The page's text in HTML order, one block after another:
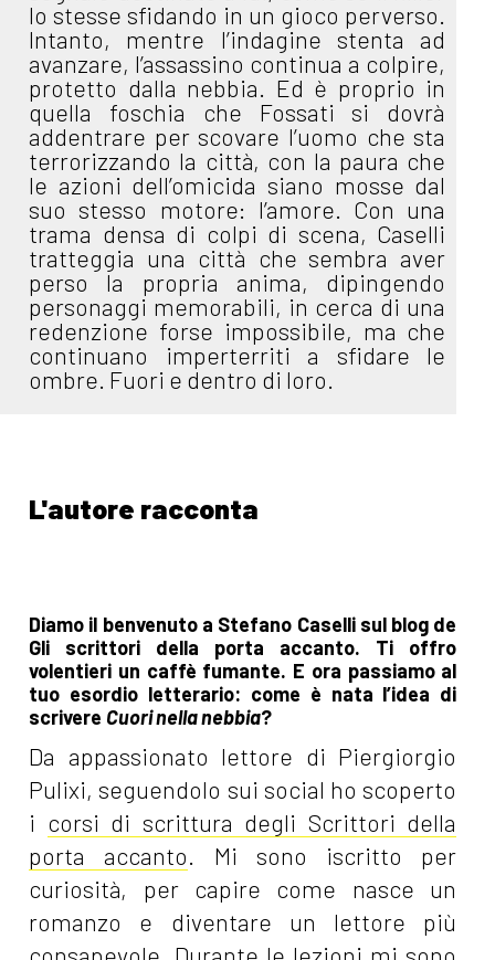
lo stesse sfidando in un gioco perverso.
Intanto, mentre l’indagine stenta ad
avanzare, l’assassino continua a colpire,
protetto dalla nebbia. Ed è proprio in
quella foschia che Fossati si dovrà
addentrare per scovare l’uomo che sta
terrorizzando la città, con la paura che
le azioni dell’omicida siano mosse dal
suo stesso motore: l’amore. Con una
trama densa di colpi di scena, Caselli
tratteggia una città che sembra aver
perso la propria anima, dipingendo
personaggi memorabili, in cerca di una
redenzione forse impossibile, ma che
continuano imperterriti a sfidare le
ombre. Fuori e dentro di loro.
L'autore racconta
Diamo il benvenuto a Stefano Caselli sul blog de
Gli scrittori della porta accanto. Ti offro
volentieri un caffè fumante. E ora passiamo al
tuo esordio letterario: come è nata l’idea di
scrivere Cuori nella nebbia?
Da appassionato lettore di Piergiorgio
Pulixi, seguendolo sui social ho scoperto
i corsi di scrittura degli Scrittori della
porta accanto . Mi sono iscritto per
curiosità, per capire come nasce un
romanzo e diventare un lettore più
consapevole. Durante le lezioni mi sono